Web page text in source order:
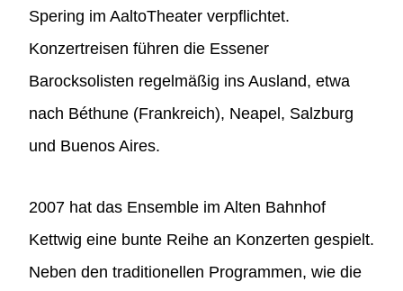
Spering im AaltoTheater verpflichtet.
Konzertreisen führen die Essener
Barocksolisten regelmäßig ins Ausland, etwa
nach Béthune (Frankreich), Neapel, Salzburg
und Buenos Aires.
2007 hat das Ensemble im Alten Bahnhof
Kettwig eine bunte Reihe an Konzerten gespielt.
Neben den traditionellen Programmen, wie die